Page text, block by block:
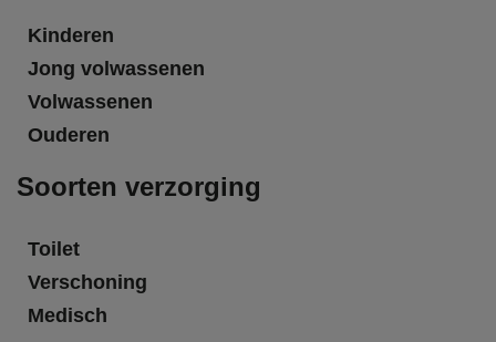
Kinderen
Jong volwassenen
Volwassenen
Ouderen
Soorten verzorging
Toilet
Verschoning
Medisch